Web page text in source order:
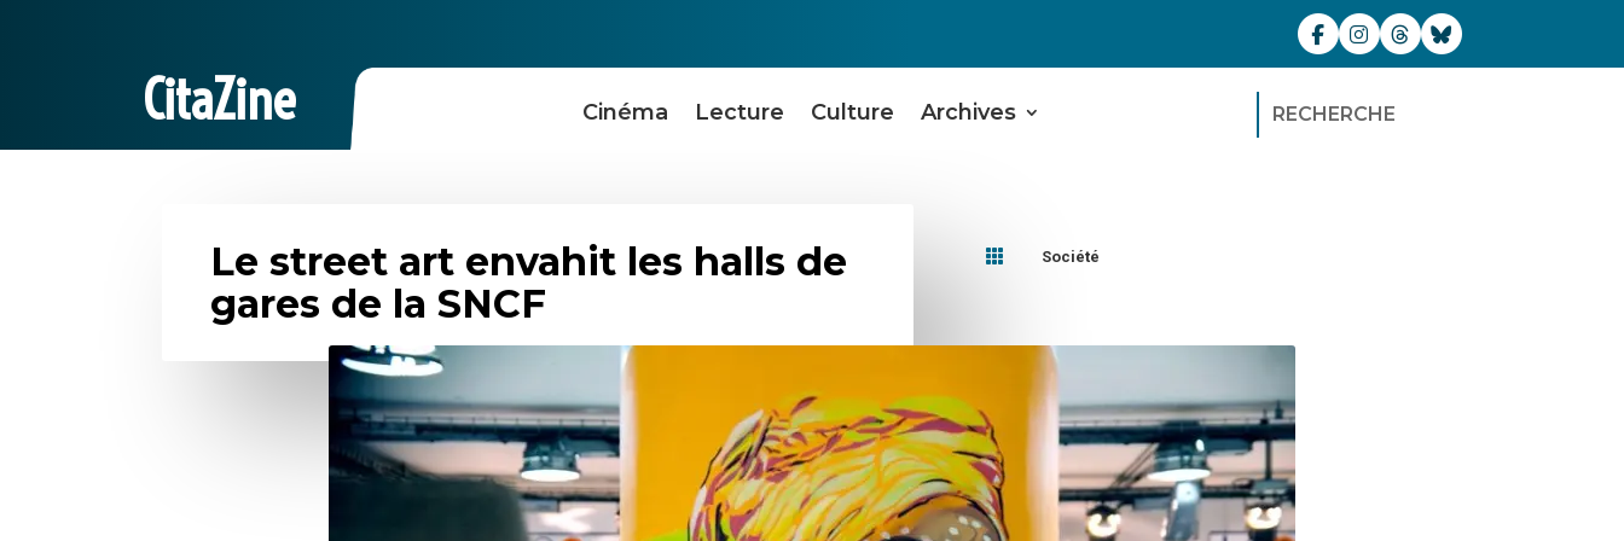
CitaZine Cinéma Lecture Culture Archives RECHERCHE
Le street art envahit les halls de
gares de la SNCF
 Société